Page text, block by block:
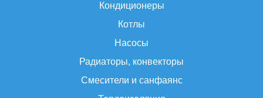
Кондиционеры
Котлы
Насосы
Радиаторы, конвекторы
Смесители и санфаянс